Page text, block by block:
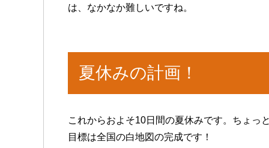
は、なかなか難しいですね。
夏休みの計画！
これからおよそ10日間の夏休みです。ちょっ
目標は全国の白地図の完成です！